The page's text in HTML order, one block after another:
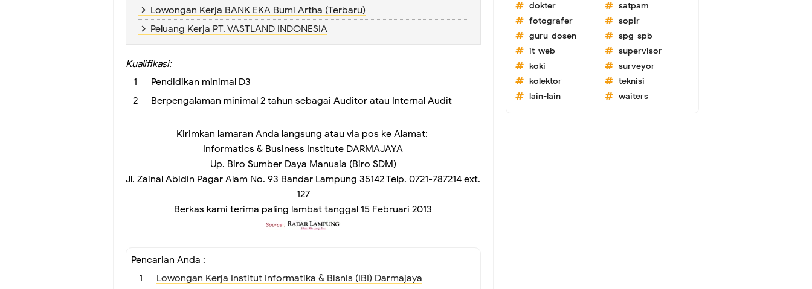
Lowongan Kerja BANK EKA Bumi Artha (Terbaru)
Peluang Kerja PT. VASTLAND INDONESIA
Kualifikasi:
Pendidikan minimal D3
Berpengalaman minimal 2 tahun sebagai Auditor atau Internal Audit
Kirimkan lamaran Anda langsung atau via pos ke Alamat:
Informatics & Business Institute DARMAJAYA
Up. Biro Sumber Daya Manusia (Biro SDM)
Jl. Zainal Abidin Pagar Alam No. 93 Bandar Lampung 35142 Telp. 0721-787214 ext.
127
Berkas kami terima paling lambat tanggal 15 Februari 2013
Pencarian Anda :
Lowongan Kerja Institut Informatika & Bisnis (IBI) Darmajaya
dokter
fotografer
guru-dosen
it-web
koki
kolektor
lain-lain
satpam
sopir
spg-spb
supervisor
surveyor
teknisi
waiters